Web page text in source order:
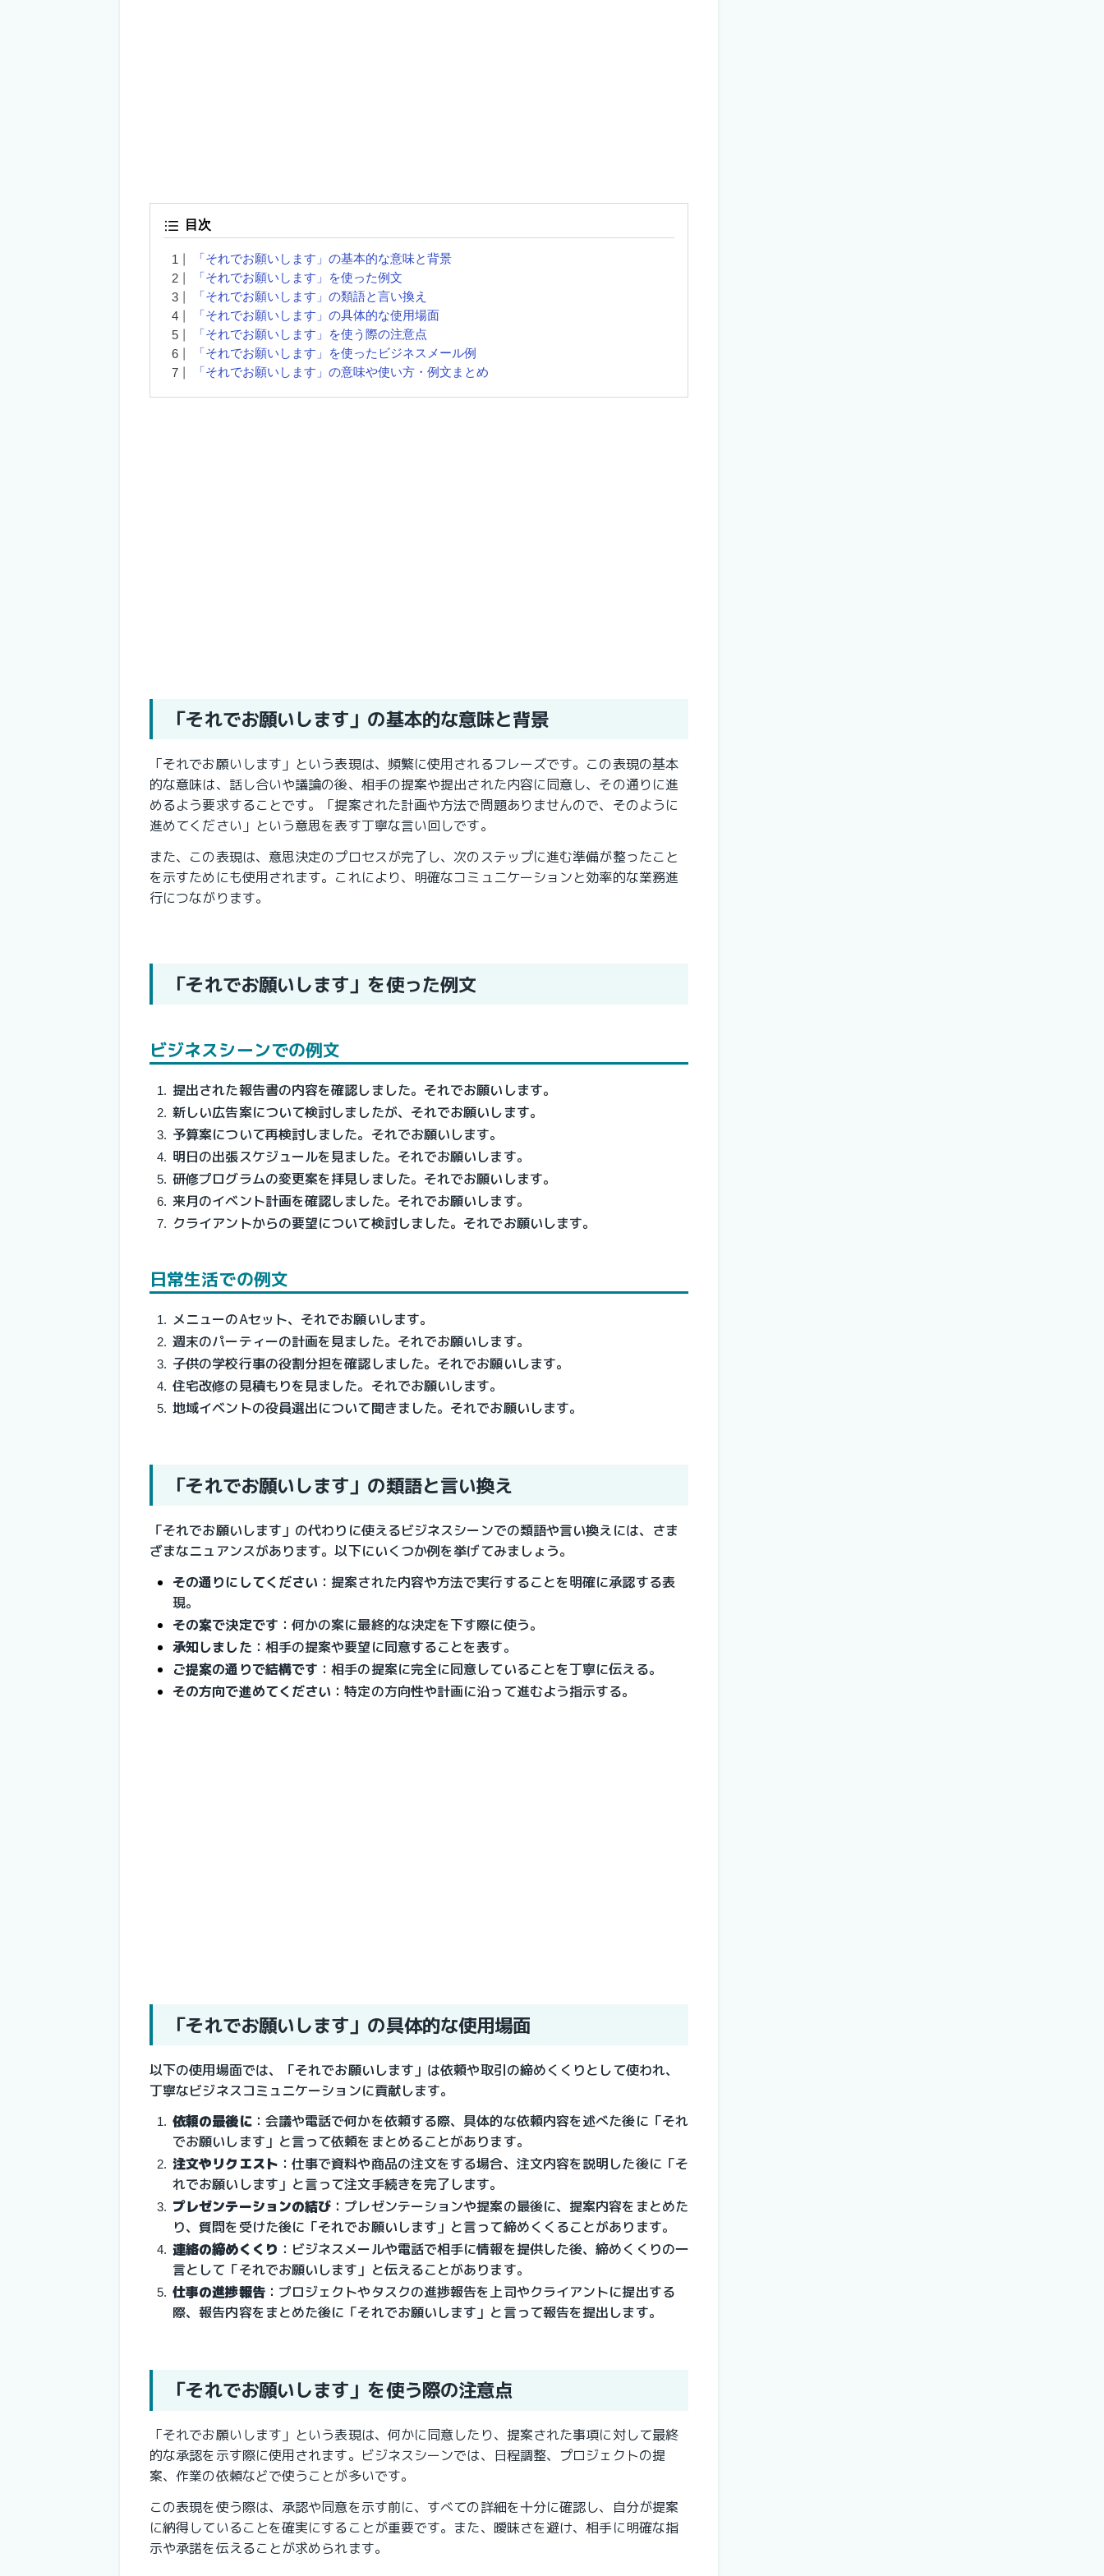
目次
「それでお願いします」の基本的な意味と背景
「それでお願いします」を使った例文
「それでお願いします」の類語と言い換え
「それでお願いします」の具体的な使用場面
「それでお願いします」を使う際の注意点
「それでお願いします」を使ったビジネスメール例
「それでお願いします」の意味や使い方・例文まとめ
「それでお願いします」の基本的な意味と背景
「それでお願いします」という表現は、頻繁に使用されるフレーズです。この表現の基本
的な意味は、話し合いや議論の後、相手の提案や提出された内容に同意し、その通りに進
めるよう要求することです。「提案された計画や方法で問題ありませんので、そのように
進めてください」という意思を表す丁寧な言い回しです。
また、この表現は、意思決定のプロセスが完了し、次のステップに進む準備が整ったこと
を示すためにも使用されます。これにより、明確なコミュニケーションと効率的な業務進
行につながります。
「それでお願いします」を使った例文
ビジネスシーンでの例文
提出された報告書の内容を確認しました。それでお願いします。
新しい広告案について検討しましたが、それでお願いします。
予算案について再検討しました。それでお願いします。
明日の出張スケジュールを見ました。それでお願いします。
研修プログラムの変更案を拝見しました。それでお願いします。
来月のイベント計画を確認しました。それでお願いします。
クライアントからの要望について検討しました。それでお願いします。
日常生活での例文
メニューのAセット、それでお願いします。
週末のパーティーの計画を見ました。それでお願いします。
子供の学校行事の役割分担を確認しました。それでお願いします。
住宅改修の見積もりを見ました。それでお願いします。
地域イベントの役員選出について聞きました。それでお願いします。
「それでお願いします」の類語と言い換え
「それでお願いします」の代わりに使えるビジネスシーンでの類語や言い換えには、さま
ざまなニュアンスがあります。以下にいくつか例を挙げてみましょう。
その通りにしてください ：提案された内容や方法で実行することを明確に承認する表
現。
その案で決定です ：何かの案に最終的な決定を下す際に使う。
承知しました ：相手の提案や要望に同意することを表す。
ご提案の通りで結構です ：相手の提案に完全に同意していることを丁寧に伝える。
その方向で進めてください ：特定の方向性や計画に沿って進むよう指示する。
「それでお願いします」の具体的な使用場面
以下の使用場面では、「それでお願いします」は依頼や取引の締めくくりとして使われ、
丁寧なビジネスコミュニケーションに貢献します。
依頼の最後に：会議や電話で何かを依頼する際、具体的な依頼内容を述べた後に「それ
でお願いします」と言って依頼をまとめることがあります。
注文やリクエスト ：仕事で資料や商品の注文をする場合、注文内容を説明した後に「そ
れでお願いします」と言って注文手続きを完了します。
プレゼンテーションの結び ：プレゼンテーションや提案の最後に、提案内容をまとめた
り、質問を受けた後に「それでお願いします」と言って締めくくることがあります。
連絡の締めくくり ：ビジネスメールや電話で相手に情報を提供した後、締めくくりの一
言として「それでお願いします」と伝えることがあります。
仕事の進捗報告：プロジェクトやタスクの進捗報告を上司やクライアントに提出する
際、報告内容をまとめた後に「それでお願いします」と言って報告を提出します。
「それでお願いします」を使う際の注意点
「それでお願いします」という表現は、何かに同意したり、提案された事項に対して最終
的な承認を示す際に使用されます。ビジネスシーンでは、日程調整、プロジェクトの提
案、作業の依頼などで使うことが多いです。
この表現を使う際は、承認や同意を示す前に、すべての詳細を十分に確認し、自分が提案
に納得していることを確実にすることが重要です。また、曖昧さを避け、相手に明確な指
示や承諾を伝えることが求められます。